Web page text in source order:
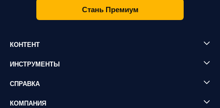
Стань Премиум
КОНТЕНТ
ИНСТРУМЕНТЫ
СПРАВКА
КОМПАНИЯ